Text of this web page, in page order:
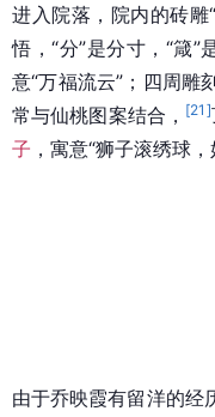
进入院落，院内的砖
悟，“分”是分寸，“箴
意“万福流云”；四周雕
常与仙桃图案结合， [21 ]
子 ，寓意“狮子滚绣球
由于乔映霞有留洋的经